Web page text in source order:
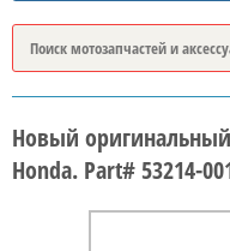
Новый
Honda. Part# 53214-